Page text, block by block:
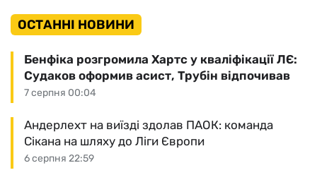
ОСТАННІ НОВИНИ
7 серпня 00:04
Бенфіка розгромила Хартс у кваліфікації ЛЄ:
Судаков оформив асист, Трубін відпочивав
6 серпня 22:59
Андерлехт на виїзді здолав ПАОК: команда
Сікана на шляху до Ліги Європи